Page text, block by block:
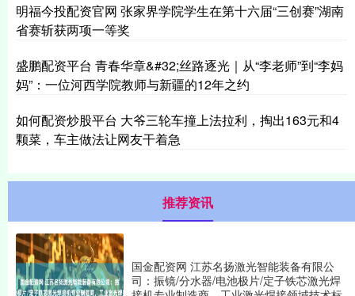
明福今投配资官网 张家界学院学生在第十六届“三创赛”湖南
省赛斩获两项一等奖
盛鹏配资平台 青春华章&#32;丝路逐光｜从“李老师”到“李妈
妈”：一位河西学院教师与新疆的12年之约
如何配资炒股平台 大爷三轮车撞上法拉利，掏出163元和4
颗菜，车主做法让网友干着急
推荐资讯
国金配资网 江苏名扬激光智能装备有限公
司：振镜/分水器/电池极片/定子铁芯激光焊